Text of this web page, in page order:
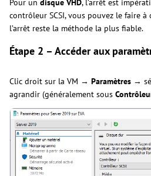
Pour un disque VHD, l’arrêt est
contrôleur SCSI, vous pouvez le faire
l’arrêt reste la méthode la plus fiable.
Étape 2 – Accéder aux
Clic droit sur la VM → Paramètres →
agrandir (généralement sous